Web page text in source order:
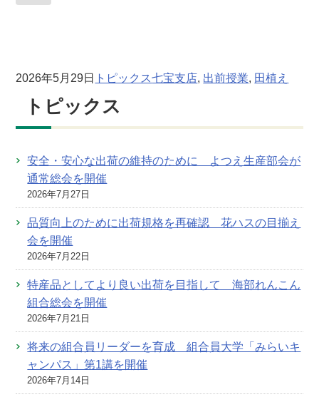
2026年5月29日 トピックス七宝支店, 出前授業, 田植え
トピックス
安全・安心な出荷の維持のために よつえ生産部会が
通常総会を開催
2026年7月27日
品質向上のために出荷規格を再確認 花ハスの目揃え
会を開催
2026年7月22日
特産品としてより良い出荷を目指して 海部れんこん
組合総会を開催
2026年7月21日
将来の組合員リーダーを育成 組合員大学「みらいキ
ャンパス」第1講を開催
2026年7月14日